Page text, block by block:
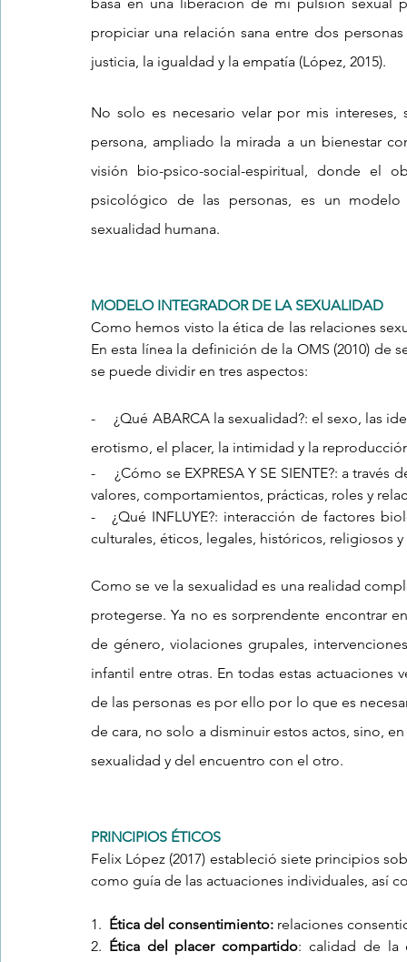
propiciar una relación sana entre dos
justicia, la igualdad y la empatía (López, 2015).
No solo es necesario velar por mis
persona, ampliado la mirada a un bienestar
visión bio-psico-social-espiritual, donde el
psicológico de las personas, es un
sexualidad humana.
MODELO INTEGRADOR DE LA SEXUALIDAD
Como hemos visto la ética de las relaciones
En esta línea la definición de la OMS (2010) de
se puede dividir en tres aspectos:
-     ¿Qué ABARCA la sexualidad?: el sexo, las
erotismo, el placer, la intimidad y la
-     ¿Cómo se EXPRESA Y SE SIENTE?: a
valores, comportamientos, prácticas, roles y
-   ¿Qué INFLUYE?: interacción de factores
culturales, éticos, legales, históricos, religiosos
Como se ve la sexualidad es una realidad
protegerse. Ya no es sorprendente encontrar
de género, violaciones grupales,
infantil entre otras. En todas estas
de las personas es por ello por lo que es
de cara, no solo a disminuir estos actos, sino,
sexualidad y del encuentro con el otro.
PRINCIPIOS ÉTICOS
Felix López (2017) estableció siete principios
como guía de las actuaciones individuales, así
1. Ética del consentimiento: relaciones
2. Ética del placer compartido: calidad de la